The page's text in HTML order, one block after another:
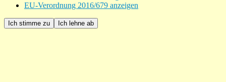
EU-Verordnung 2016/679 anzeigen
Ich stimme zu Ich lehne ab